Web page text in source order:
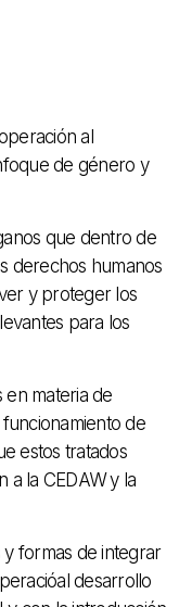
al
de género y
que dentro de
derechos humanos
y proteger los
para los
en materia de
de
estos tratados
a la CEDAW y la
y formas de integrar
desarrollo